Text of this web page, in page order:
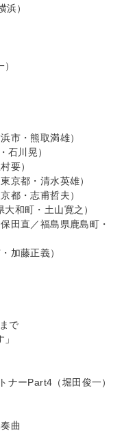
）
市・熊取満雄）
石川晃）
要）
京都・清水英雄）
都・志甫哲夫）
和町・土山寛之）
田直／福島県鹿島町・
加藤正義）
で
ーPart4（堀田俊一）
曲